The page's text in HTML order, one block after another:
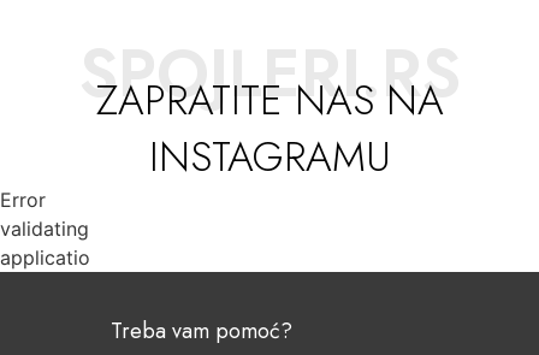
SPOJLERI.RS
ZAPRATITE NAS NA
INSTAGRAMU
Error
validating
application
Treba vam pomoć?